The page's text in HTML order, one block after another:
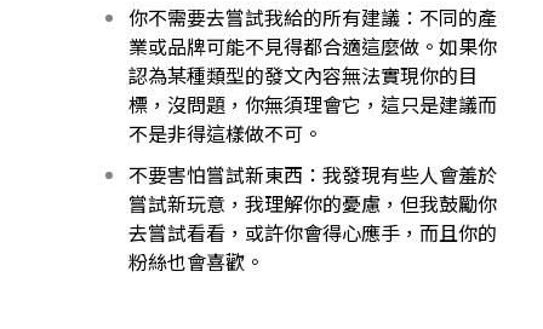
你不需要去嘗試我給的所有建議：不同的產
業或品牌可能不見得都合適這麼做。如果你
認為某種類型的發文內容無法實現你的目
標，沒問題，你無須理會它，這只是建議而
不是非得這樣做不可。
不要害怕嘗試新東西：我發現有些人會羞於
嘗試新玩意，我理解你的憂慮，但我鼓勵你
去嘗試看看，或許你會得心應手，而且你的
粉絲也會喜歡。